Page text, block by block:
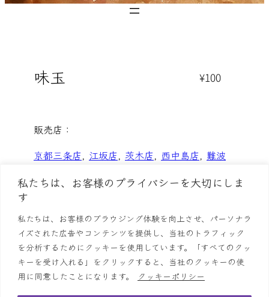
私たちは、お客様のプライバシーを大切にしま
す
私たちは、お客様のブラウジング体験を向上させ、パーソナラ
イズされた広告やコンテンツを提供し、当社のトラフィック
を分析するためにクッキーを使用しています。「すべてのクッ
キーを受け入れる」をクリックすると、当社のクッキーの使
用に同意したことになります。
クッキーポリシー
味玉 ¥100
販売店：
京都三条店, 江坂店, 茨木店, 西中島店, 難波
らーめん鱗店舗情報お品書き鱗の栄誉お知らせ
採用情報お問い合わせプライバシーポリシー
English简体字 繁體中文한국어